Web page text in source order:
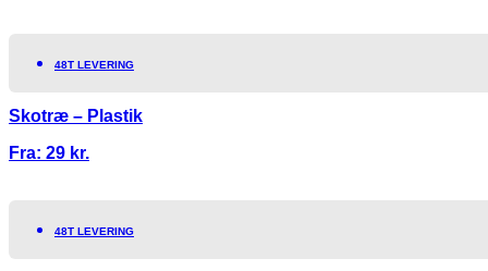
48T LEVERING
Skotræ – Plastik
Fra: 29 kr.
48T LEVERING